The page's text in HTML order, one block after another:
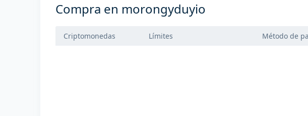
Compra en morongyduyio
Criptomonedas Límites Método de